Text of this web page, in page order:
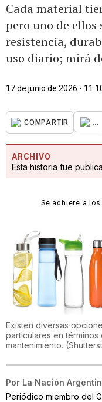
Cada material
pero uno de ellos
resistencia,
uso diario; mirá
17 de junio de 2026 -
COMPARTIR ...
ARCHIVO
Esta historia fue
Se adhiere a
Existen diversas
particulares en
mantenimiento. (
Por La Nación
Periódico miembro del